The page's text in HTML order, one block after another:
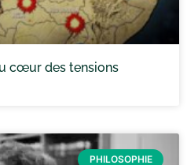
cœur des tensions
PHILOSOPHIE